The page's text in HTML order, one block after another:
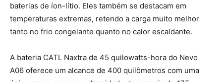
baterias de íon-lítio. Eles também se destacam em
temperaturas extremas, retendo a carga muito melhor
tanto no frio congelante quanto no calor escaldante.
A bateria CATL Naxtra de 45 quilowatts-hora do Nevo
A06 oferece um alcance de 400 quilômetros com uma